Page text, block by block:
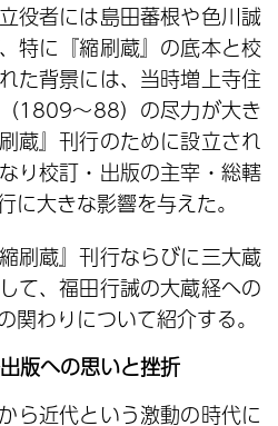
役者には島田蕃根や色川誠
特に『縮刷蔵』の底本と校
た背景には、当時増上寺住
1809～88）の尽力が大き
蔵』刊行のために設立され
り校訂・出版の主宰・総轄
に大きな影響を与えた。
刷蔵』刊行ならびに三大蔵
て、福田行誡の大蔵経への
関わりについて紹介する。
版への思いと挫折
ら近代という激動の時代に